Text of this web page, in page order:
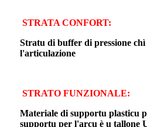
STRATA CONFORT:
Stratu di buffer di pressione chì
l'articulazione
STRATO FUNZIONALE:
Materiale di supportu plasticu
supportu per l'arcu è u tallone